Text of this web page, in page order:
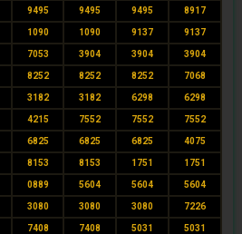
9495 9495 9495 8917
1090 1090 9137 9137
7053 3904 3904 3904
8252 8252 8252 7068
3182 3182 6298 6298
4215 7552 7552 7552
6825 6825 6825 4075
8153 8153 1751 1751
0889 5604 5604 5604
3080 3080 3080 7226
7408 7408 5031 5031